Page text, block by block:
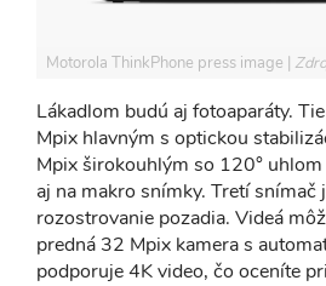
Motorola ThinkPhone press image
Lákadlom budú aj fotoaparáty.
Mpix hlavným s optickou
Mpix širokouhlým so 120°
aj na makro snímky. Tretí snímač
rozostrovanie pozadia. Videá
predná 32 Mpix kamera s
podporuje 4K video, čo oceníte